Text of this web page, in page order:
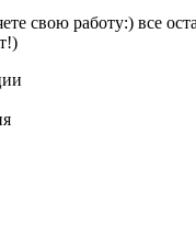
свою работу:) все